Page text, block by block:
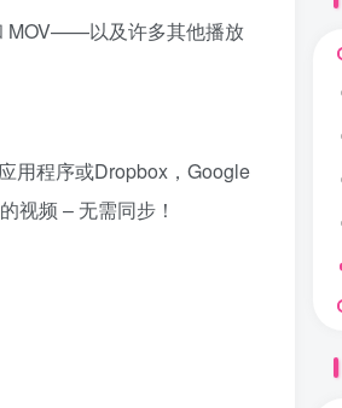
MOV——以及许多其他播放
用程序或Dropbox，Google
视频 – 无需同步！